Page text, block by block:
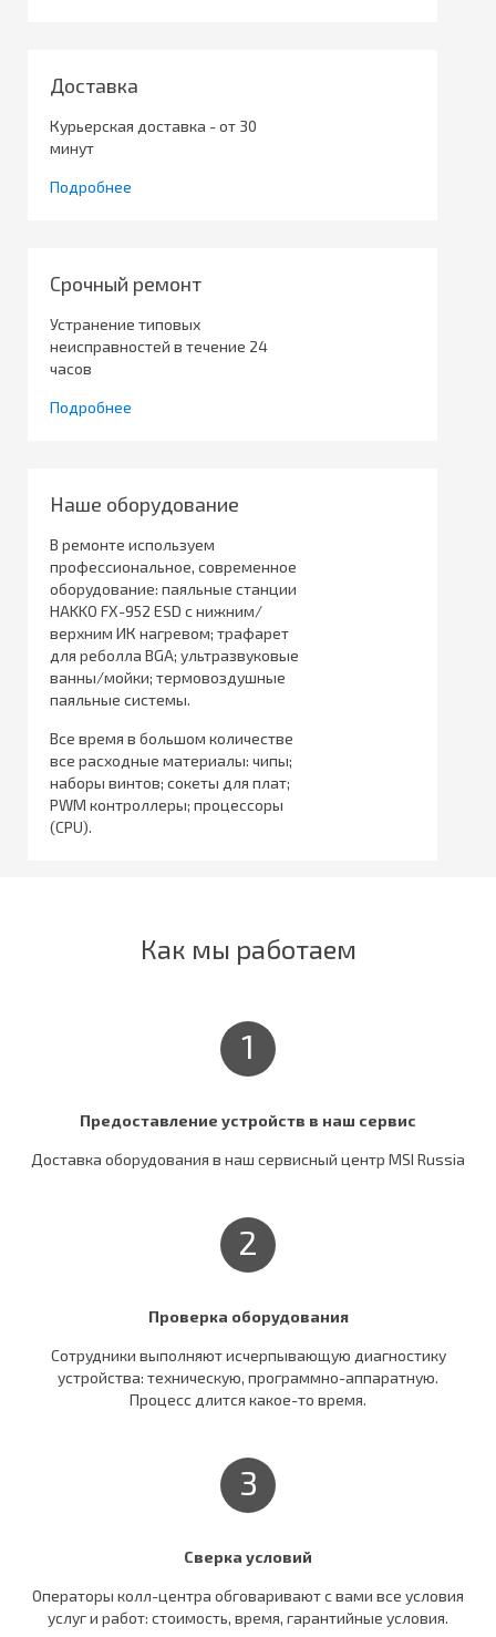
Доставка
Курьерская доставка - от 30
минут
Подробнее
Срочный ремонт
Устранение типовых
неисправностей в течение 24
часов
Подробнее
Наше оборудование
В ремонте используем
профессиональное, современное
оборудование: паяльные станции
HAKKO FX-952 ESD с нижним/
верхним ИК нагревом; трафарет
для реболла BGA; ультразвуковые
ванны/мойки; термовоздушные
паяльные системы.
Все время в большом количестве
все расходные материалы: чипы;
наборы винтов; сокеты для плат;
PWM контроллеры; процессоры
(CPU).
Как мы работаем
1
Предоставление устройств в наш сервис
Доставка оборудования в наш сервисный центр MSI Russia
2
Проверка оборудования
Сотрудники выполняют исчерпывающую диагностику
устройства: техническую, программно-аппаратную.
Процесс длится какое-то время.
3
Сверка условий
Операторы колл-центра обговаривают c вами все условия
услуг и работ: стоимость, время, гарантийные условия.